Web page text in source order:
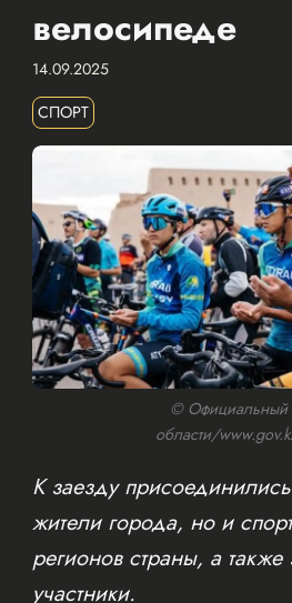
велосипеде
14.09.2025
СПОРТ
© Официальный
области/
К заезду
жители города, но и
регионов страны, а
участники.